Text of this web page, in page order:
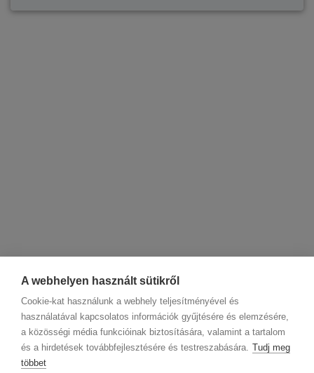
A webhelyen használt sütikről
Cookie-kat használunk a webhely teljesítményével és
használatával kapcsolatos információk gyűjtésére és elemzésére,
a közösségi média funkcióinak biztosítására, valamint a tartalom
és a hirdetések továbbfejlesztésére és testreszabására. Tudj meg
többet